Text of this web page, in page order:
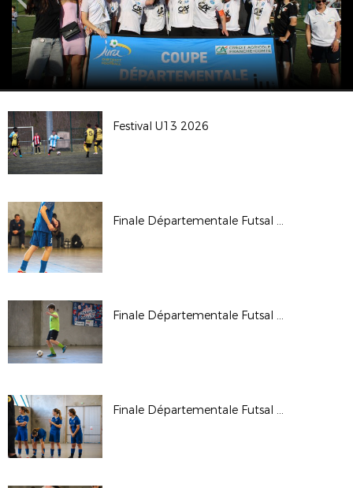
Festival U13 2026
Finale Départementale Futsal U18G 2026
Finale Départementale Futsal U15G 2026
Finale Départementale Futsal U18F 2026